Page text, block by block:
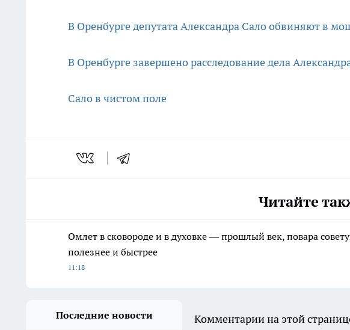
В Оренбурге депутата Александра Сало обвиняют в
В Оренбурге завершено расследование дела
Сало в чистом поле
Читайте
Омлет в сковороде и в духовке — прошлый век, повара
полезнее и быстрее
11:18
Последние новости Комментарии на этой